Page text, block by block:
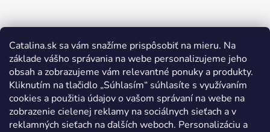
Catalina.sk sa vám snažíme prispôsobiť na mieru. Na
základe vášho správania na webe personalizujeme jeho
obsah a zobrazujeme vám relevantné ponuky a produkty.
Kliknutím na tlačidlo „Súhlasím“ súhlasíte s využívaním
cookies a použitia údajov o vašom správaní na webe na
zobrazenie cielenej reklamy na sociálnych sieťach a v
reklamných sieťach na ďalších weboch. Personalizáciu a
Sledovať na Instagrame